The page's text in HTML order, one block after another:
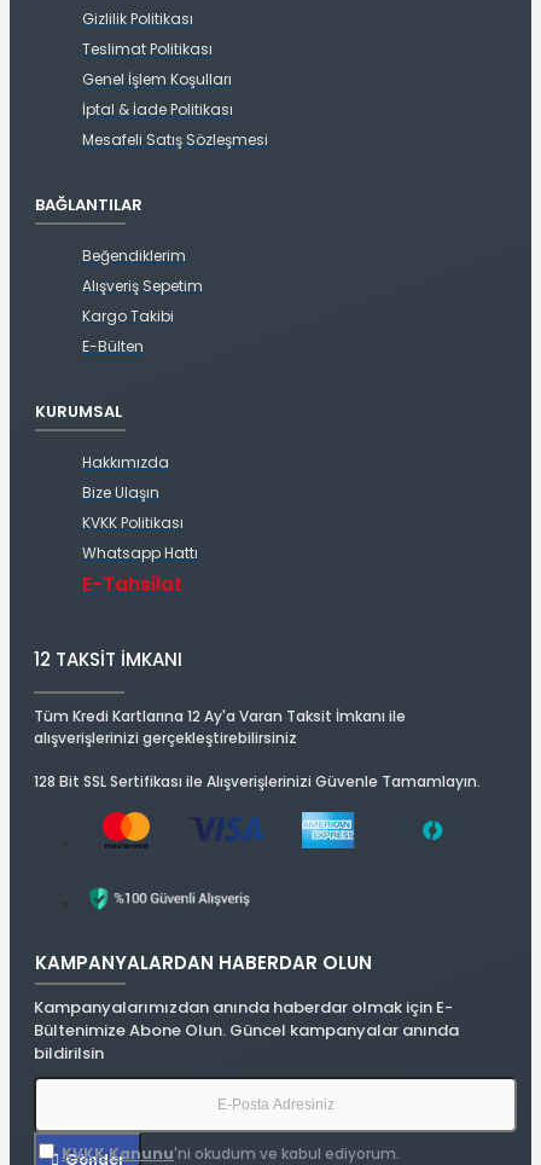
Gizlilik Politikası
Teslimat Politikası
Genel İşlem Koşulları
İptal & İade Politikası
Mesafeli Satış Sözleşmesi
BAĞLANTILAR
Beğendiklerim
Alışveriş Sepetim
Kargo Takibi
E-Bülten
KURUMSAL
Hakkımızda
Bize Ulaşın
KVKK Politikası
Whatsapp Hattı
E-Tahsilat
12 TAKSIT İMKANI
Tüm Kredi Kartlarına 12 Ay'a Varan Taksit İmkanı ile
alışverişlerinizi gerçekleştirebilirsiniz
128 Bit SSL Sertifikası ile Alışverişlerinizi Güvenle Tamamlayın.
KAMPANYALARDAN HABERDAR OLUN
Kampanyalarımızdan anında haberdar olmak için E-
Bültenimize Abone Olun. Güncel kampanyalar anında
bildirilsin
Gönder
KVKK Kanunu'ni okudum ve kabul ediyorum.